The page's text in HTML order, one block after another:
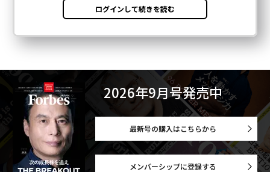
2026年9月号発売中
最新号の購入はこちらから
メンバーシップに登録する